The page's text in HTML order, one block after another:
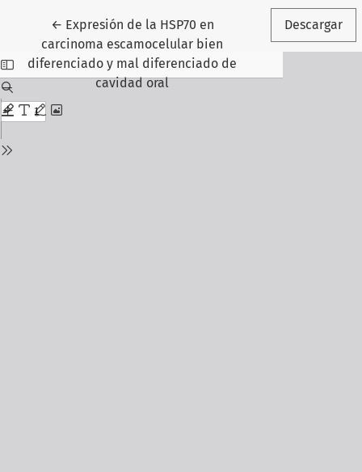
← Volver a los detalles del artículo
Expresión de la HSP70 en
carcinoma escamocelular bien
diferenciado y mal diferenciado de
cavidad oral
Descargar